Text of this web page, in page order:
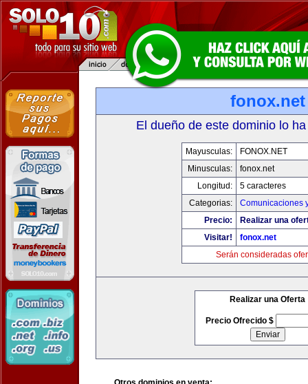
fonox.net
El dueño de este dominio lo
Mayusculas:
FONOX.NET
Minusculas:
fonox.net
Longitud:
5 caracteres
Categorias:
Comunicaciones
Precio:
Realizar una
Visitar!
fonox.net
Serán consideradas
Realizar una Oferta
Precio Ofrecido $